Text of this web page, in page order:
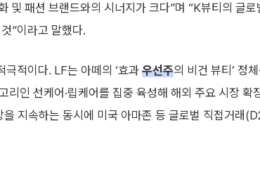
및 패션 브랜드와의 시너지가 크다”며 “K뷰티의 글
”이라고 말했다.
적이다. LF는 아떼의 ‘효과 우선주의 비건 뷰티’ 정
리인 선케어·립케어를 집중 육성해 해외 주요 시장 확
지속하는 동시에 미국 아마존 등 글로벌 직접거래